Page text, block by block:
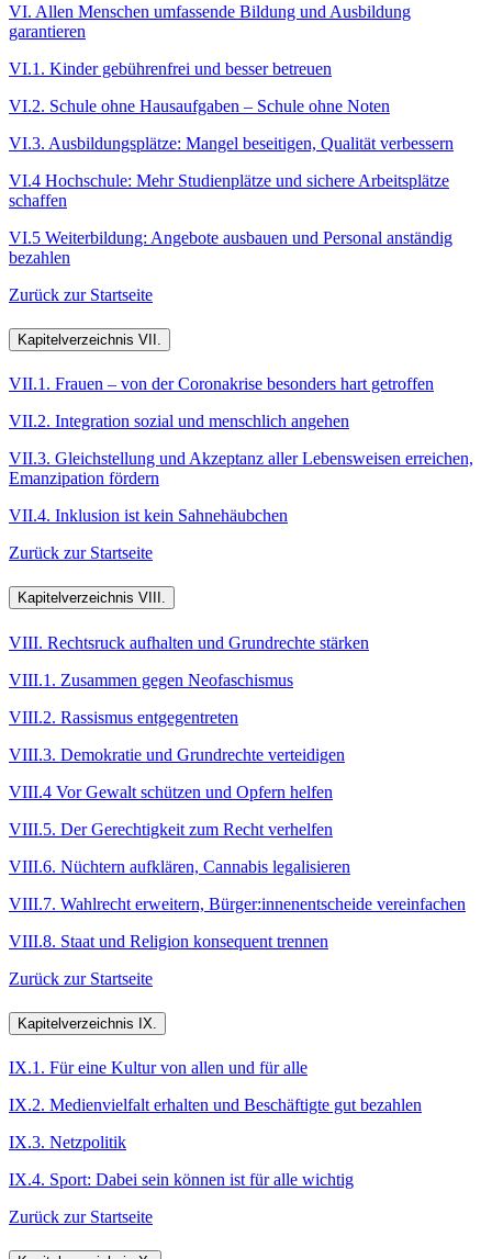
VI. Allen Menschen umfassende Bildung und Ausbildung
garantieren
VI.1. Kinder gebührenfrei und besser betreuen
VI.2. Schule ohne Hausaufgaben – Schule ohne Noten
VI.3. Ausbildungsplätze: Mangel beseitigen, Qualität verbessern
VI.4 Hochschule: Mehr Studienplätze und sichere Arbeitsplätze
schaffen
VI.5 Weiterbildung: Angebote ausbauen und Personal anständig
bezahlen
Zurück zur Startseite
Kapitelverzeichnis VII.
VII.1. Frauen – von der Coronakrise besonders hart getroffen
VII.2. Integration sozial und menschlich angehen
VII.3. Gleichstellung und Akzeptanz aller Lebensweisen erreichen,
Emanzipation fördern
VII.4. Inklusion ist kein Sahnehäubchen
Zurück zur Startseite
Kapitelverzeichnis VIII.
VIII. Rechtsruck aufhalten und Grundrechte stärken
VIII.1. Zusammen gegen Neofaschismus
VIII.2. Rassismus entgegentreten
VIII.3. Demokratie und Grundrechte verteidigen
VIII.4 Vor Gewalt schützen und Opfern helfen
VIII.5. Der Gerechtigkeit zum Recht verhelfen
VIII.6. Nüchtern aufklären, Cannabis legalisieren
VIII.7. Wahlrecht erweitern, Bürger:innenentscheide vereinfachen
VIII.8. Staat und Religion konsequent trennen
Zurück zur Startseite
Kapitelverzeichnis IX.
IX.1. Für eine Kultur von allen und für alle
IX.2. Medienvielfalt erhalten und Beschäftigte gut bezahlen
IX.3. Netzpolitik
IX.4. Sport: Dabei sein können ist für alle wichtig
Zurück zur Startseite